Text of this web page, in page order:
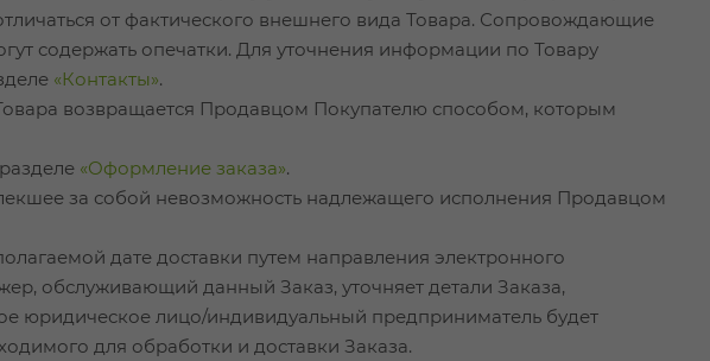
от фактического внешнего вида Товара. Сопровождающие
содержать опечатки. Для уточнения информации по Товару
«Контакты».
возвращается Продавцом Покупателю способом, которым
«Оформление заказа».
за собой невозможность надлежащего исполнения Продавцом
дате доставки путем направления электронного
обслуживающий данный Заказ, уточняет детали Заказа,
юридическое лицо/индивидуальный предприниматель будет
для обработки и доставки Заказа.